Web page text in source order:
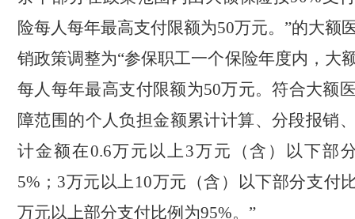
险每人每年最高支付限额为50万元。 ”的大额
销政策调整为“参保职工一个保险年度内，大
每人每年最高支付限额为50万元。符合大额
障范围的个人负担金额累计计算、分段报销
计金额在0.6万元以上3万元（含）以下部
5% ； 3万元以上10万元（含 ）以下部分支付
万元以上部分支付比例为95%。 ”